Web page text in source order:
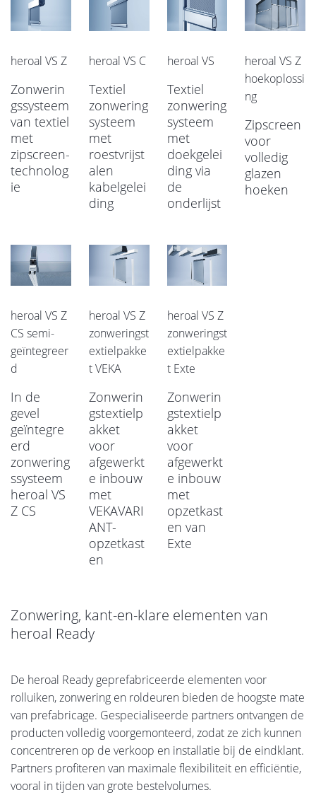
heroal VS Z
Zonwerin
gssysteem
van textiel
met
zipscreen-
technolog
ie
heroal VS C
Textiel
zonwering
systeem
met
roestvrijst
alen
kabelgelei
ding
heroal VS
Textiel
zonwering
systeem
met
doekgelei
ding via
de
onderlijst
heroal VS Z
hoekoplossi
ng
Zipscreen
voor
volledig
glazen
hoeken
heroal VS Z
CS semi-
geïntegreer
d
In de
gevel
geïntegre
erd
zonwering
ssysteem
heroal VS
Z CS
heroal VS Z
zonweringst
extielpakke
t VEKA
Zonwerin
gstextielp
akket
voor
afgewerkt
e inbouw
met
VEKAVARI
ANT-
opzetkast
en
heroal VS Z
zonweringst
extielpakke
t Exte
Zonwerin
gstextielp
akket
voor
afgewerkt
e inbouw
met
opzetkast
en van
Exte
Zonwering, kant-en-klare elementen van
heroal Ready
De heroal Ready geprefabriceerde elementen voor
rolluiken, zonwering en roldeuren bieden de hoogste mate
van prefabricage. Gespecialiseerde partners ontvangen de
producten volledig voorgemonteerd, zodat ze zich kunnen
concentreren op de verkoop en installatie bij de eindklant.
Partners profiteren van maximale flexibiliteit en efficiëntie,
vooral in tijden van grote bestelvolumes.